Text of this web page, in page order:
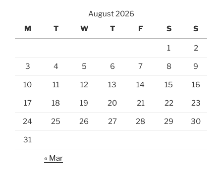
August 2026
M
T W T F S S
1 2
3 4 5 6 7 8 9
10 11 12 13 14 15 16
17 18 19 20 21 22 23
24 25 26 27 28 29 30
31
« Mar